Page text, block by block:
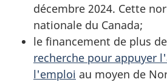
décembre 2024. Cette
nationale du Canada;
le financement de plus de
recherche pour appuyer
l'emploi au moyen de